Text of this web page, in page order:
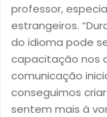
professor,
estrangeiros.
do idioma pode
capacitação nos
comunicação
conseguimos
sentem mais à